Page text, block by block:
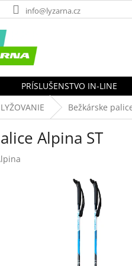
info@lyzarna.cz
PRÍSLUŠENSTVO IN-LINE
Bežkárske
Alpina ST